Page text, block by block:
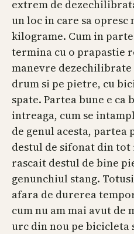
extrem de
un loc in care sa opresc
kilograme. Cum in
termina cu o prapastie
manevre dezechilibrate
drum si pe pietre, cu
spate. Partea bune e ca
intreaga, cum se
de genul acesta, partea
destul de sifonat din
rascait destul de bine
genunchiul stang.
afara de durerea
cum nu am mai avut de
urc din nou pe bicicleta